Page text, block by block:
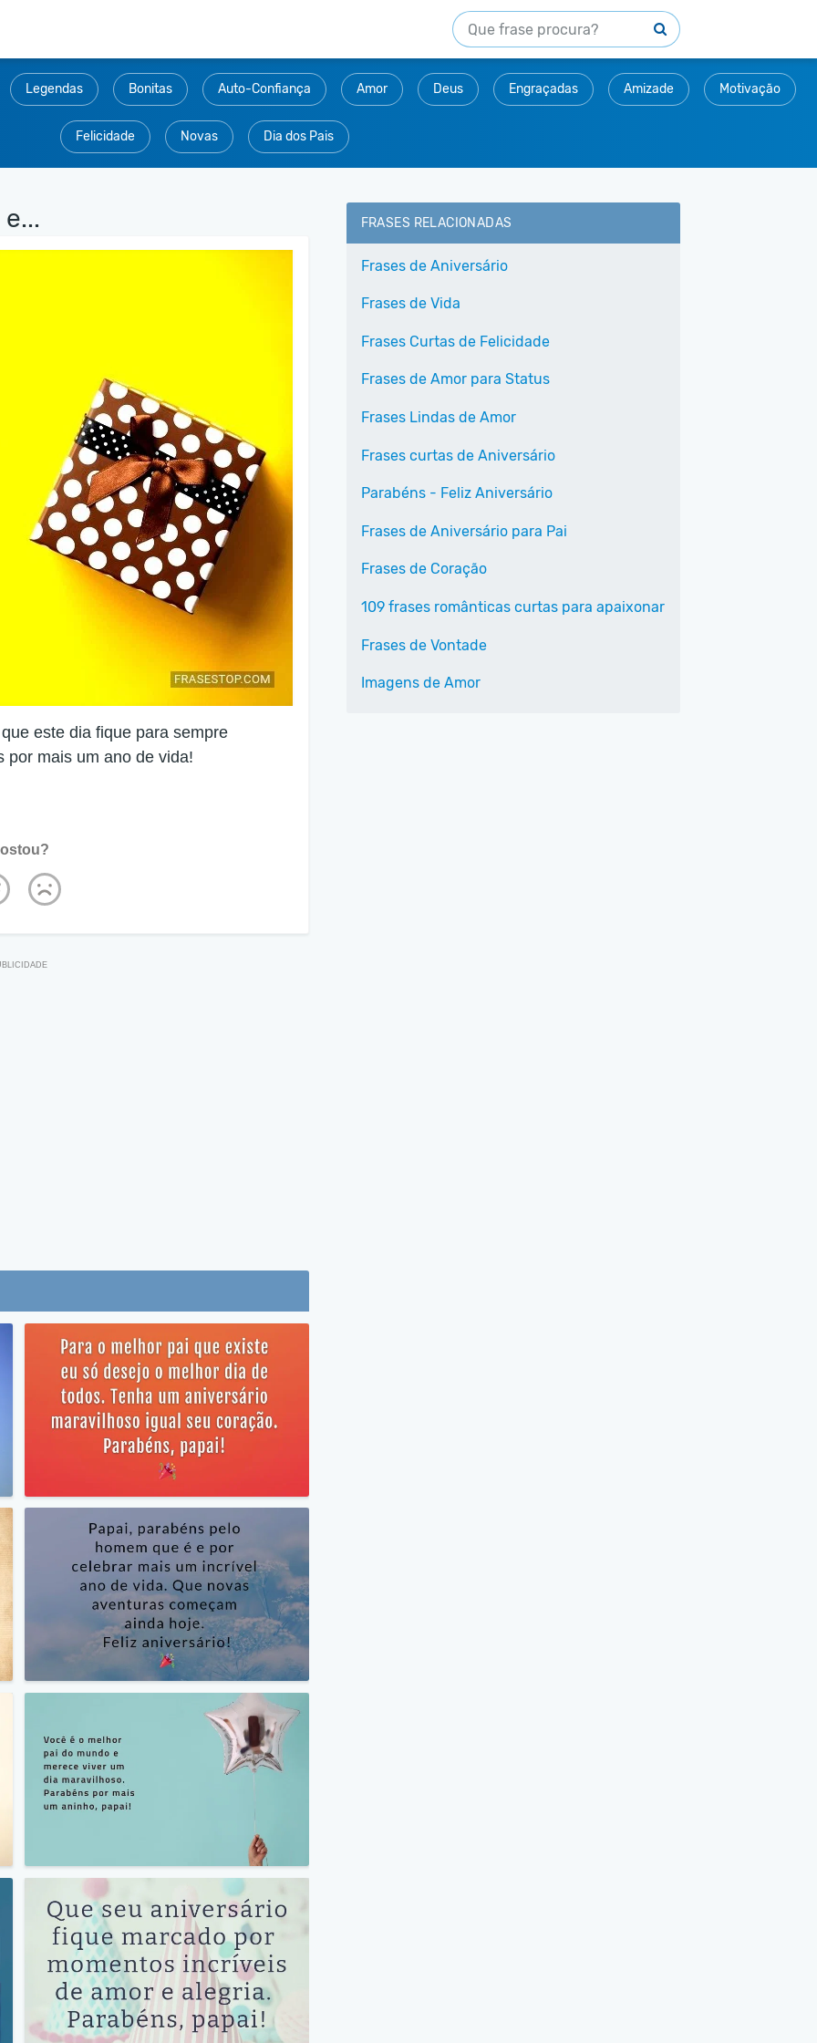
Legendas Bonitas Auto-Confiança Amor Deus Engraçadas Amizade Motivação
Felicidade Novas Dia dos Pais
este dia fique para sempre
por mais um ano de vida!
FRASES RELACIONADAS
Frases de Aniversário
Frases de Vida
Frases Curtas de Felicidade
Frases de Amor para Status
Frases Lindas de Amor
Frases curtas de Aniversário
Parabéns - Feliz Aniversário
Frases de Aniversário para Pai
Frases de Coração
109 frases românticas curtas para apaixonar
Frases de Vontade
Imagens de Amor